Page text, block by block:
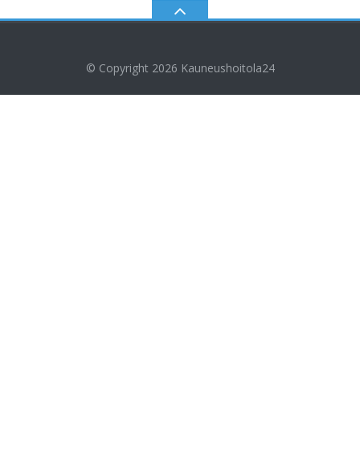
© Copyright 2026 Kauneushoitola24